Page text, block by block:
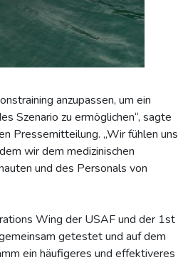
anzupassen, um ein
Szenario zu ermöglichen“, sagte
Pressemitteilung. „Wir fühlen uns
wir dem medizinischen
und des Personals von
Wing der USAF und der 1st
getestet und auf dem
ein häufigeres und effektiveres